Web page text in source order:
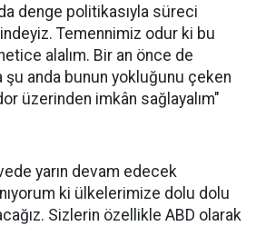
denge politikasıyla süreci
Temennimiz odur ki bu
alalım. Bir an önce de
anda bunun yokluğunu çeken
üzerinden imkân sağlayalım"
yarın devam edecek
ki ülkelerimize dolu dolu
Sizlerin özellikle ABD olarak